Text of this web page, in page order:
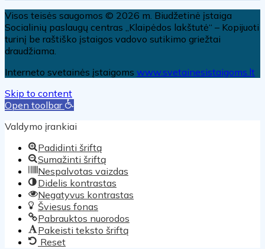
Visos teisės saugomos © 2026 m. Biudžetinė įstaiga
Socialinių paslaugų centras „Klaipėdos lakštutė“ – Kopijuoti
turinį be raštiško įstaigos vadovo sutikimo griežtai
draudžiama.
Interneto svetainės įstaigoms www.svetainesistaigoms.lt
Skip to content
Open toolbar
Valdymo įrankiai
Padidinti šriftą
Sumažinti šriftą
Nespalvotas vaizdas
Didelis kontrastas
Negatyvus kontrastas
Šviesus fonas
Pabrauktos nuorodos
Pakeisti teksto šriftą
Reset